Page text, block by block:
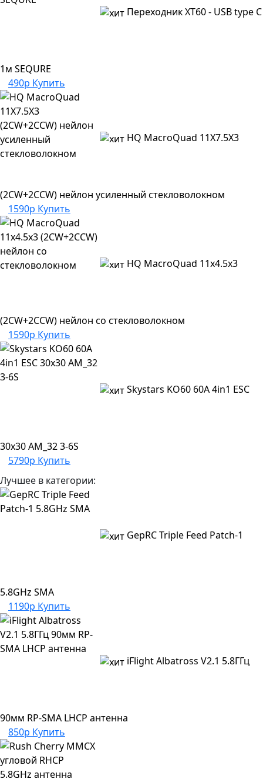
Переходник XT60 - USB type C
1м SEQURE
490р Купить
HQ MacroQuad 11X7.5X3
(2CW+2CCW) нейлон усиленный стекловолокном
1590р Купить
HQ MacroQuad 11x4.5x3
(2CW+2CCW) нейлон со стекловолокном
1590р Купить
Skystars KO60 60A 4in1 ESC
30x30 AM_32 3-6S
5790р Купить
Лучшее в категории:
GepRC Triple Feed Patch-1
5.8GHz SMA
1190р Купить
iFlight Albatross V2.1 5.8ГГц
90мм RP-SMA LHCP антенна
850р Купить